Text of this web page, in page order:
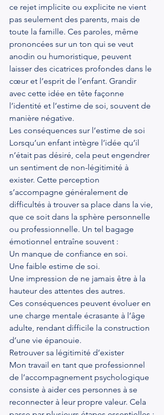
ce rejet implicite ou explicite ne vient
pas seulement des parents, mais de
toute la famille. Ces paroles, même
prononcées sur un ton qui se veut
anodin ou humoristique, peuvent
laisser des cicatrices profondes dans le
cœur et l’esprit de l’enfant. Grandir
avec cette idée en tête façonne
l’identité et l’estime de soi, souvent de
manière négative.
Les conséquences sur l’estime de soi
Lorsqu’un enfant intègre l’idée qu’il
n’était pas désiré, cela peut engendrer
un sentiment de non-légitimité à
exister. Cette perception
s’accompagne généralement de
difficultés à trouver sa place dans la vie,
que ce soit dans la sphère personnelle
ou professionnelle. Un tel bagage
émotionnel entraîne souvent :
Un manque de confiance en soi.
Une faible estime de soi.
Une impression de ne jamais être à la
hauteur des attentes des autres.
Ces conséquences peuvent évoluer en
une charge mentale écrasante à l’âge
adulte, rendant difficile la construction
d’une vie épanouie.
Retrouver sa légitimité d’exister
Mon travail en tant que professionnel
de l’accompagnement psychologique
consiste à aider ces personnes à se
reconnecter à leur propre valeur. Cela